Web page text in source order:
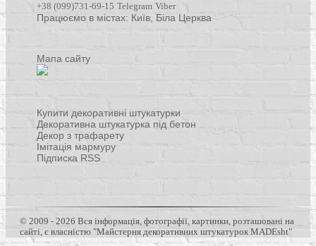
+38 (099)731-69-15 Telegram Viber
Працюємо в містах: Київ, Біла Церква
Мапа сайту
Купити декоративні штукатурки
Декоративна штукатурка під бетон
Декор з трафарету
Імітація мармуру
Підписка RSS
© 2009 - 2026 Вся інформація, фотографії, картинки, розташовані на
сайті, є власністю "Майстерня декоративних штукатурок MADEsht"